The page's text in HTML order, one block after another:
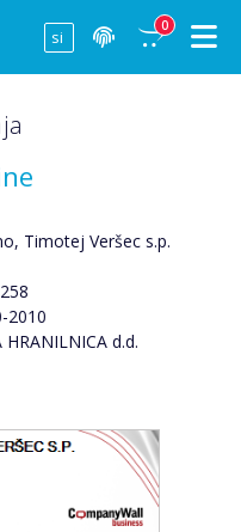
0
Timotej Veršec s.p.
2010
d.d.